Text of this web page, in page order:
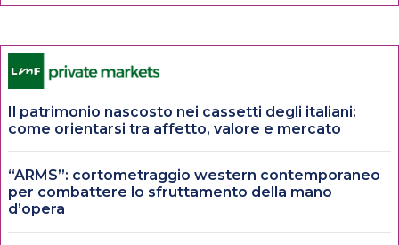
Il patrimonio nascosto nei cassetti degli italiani:
come orientarsi tra affetto, valore e mercato
“ARMS”: cortometraggio western contemporaneo
per combattere lo sfruttamento della mano
d’opera